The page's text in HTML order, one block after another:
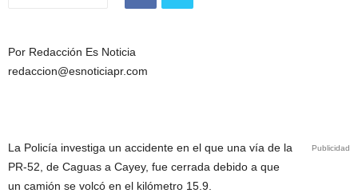
Por Redacción Es Noticia
redaccion@esnoticiapr.com
Publicidad
La Policía investiga un accidente en el que una vía de la
PR-52, de Caguas a Cayey, fue cerrada debido a que
un camión se volcó en el kilómetro 15.9.